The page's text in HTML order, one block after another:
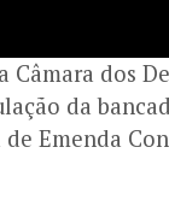
Câmara dos
da
Emenda